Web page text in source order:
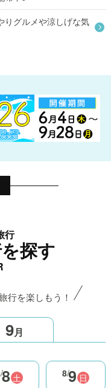
りグルメや涼しげな気
行
探す
行を楽しもう！
9月
/8 土 8/9 日